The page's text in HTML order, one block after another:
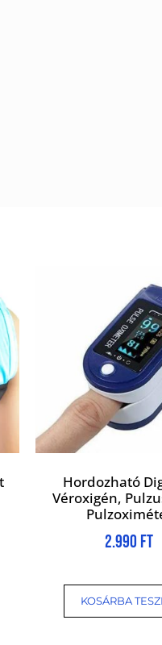
Hordozható
Véroxigén,
2.990 Ft
KOSÁRBA